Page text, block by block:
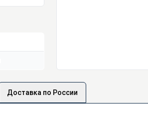
Доставка по России